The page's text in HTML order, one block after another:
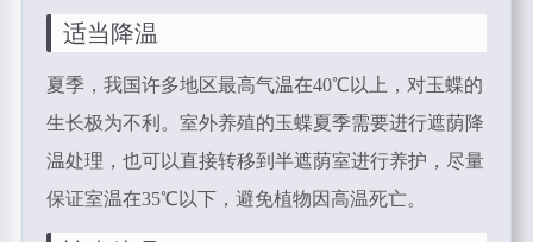
适当降温
夏季，我国许多地区最高气温在40℃以上，对玉蝶的
生长极为不利。室外养殖的玉蝶夏季需要进行遮荫降
温处理，也可以直接转移到半遮荫室进行养护，尽量
保证室温在35℃以下，避免植物因高温死亡。